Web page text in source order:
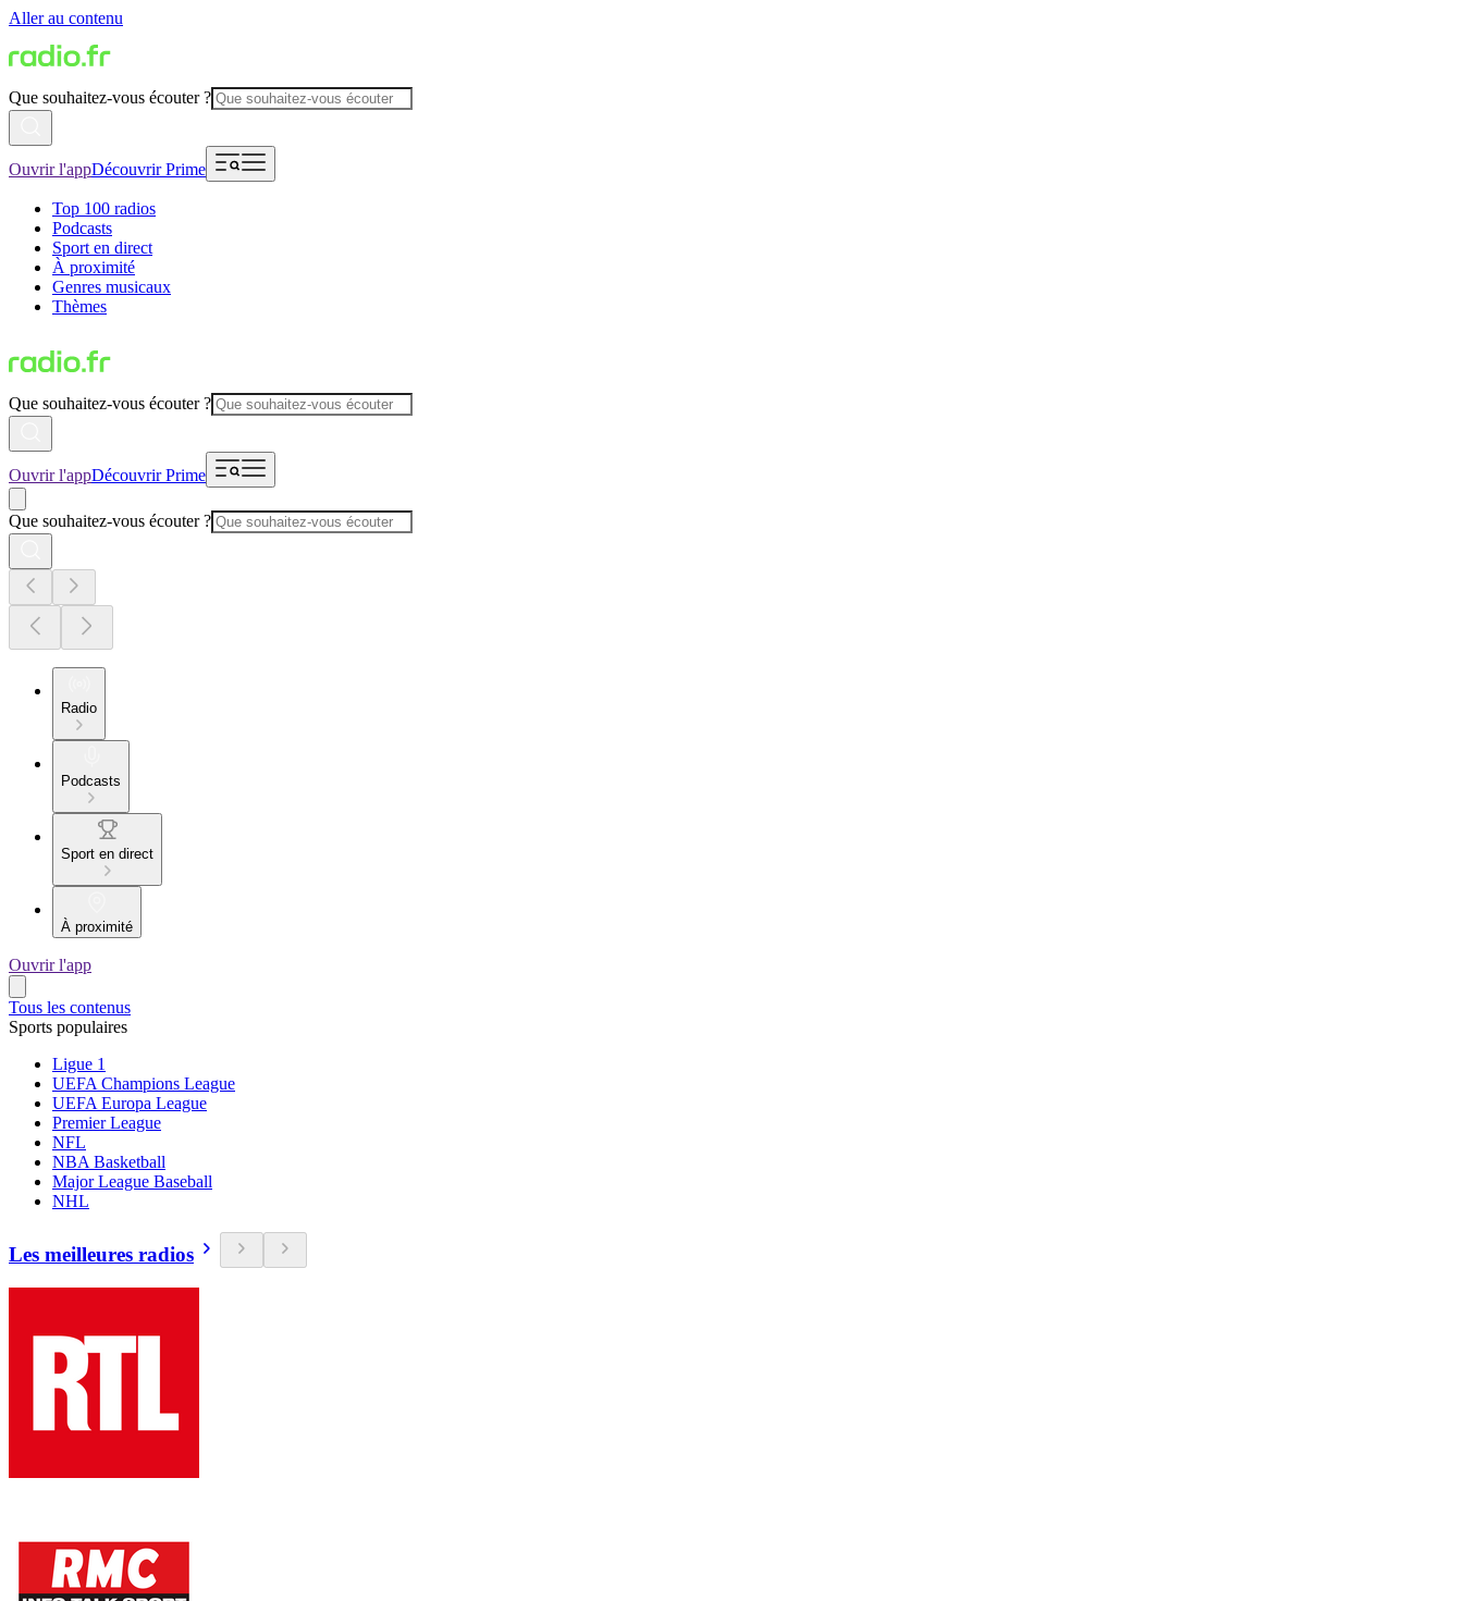
Aller au contenu
Que souhaitez-vous écouter ?
Ouvrir l'appDécouvrir Prime
Top 100 radios
Podcasts
Sport en direct
À proximité
Genres musicaux
Thèmes
Que souhaitez-vous écouter ?
Ouvrir l'appDécouvrir Prime
Que souhaitez-vous écouter ?
Radio
Podcasts
Sport en direct
À proximité
Ouvrir l'app
Tous les contenus
Sports populaires
Ligue 1
UEFA Champions League
UEFA Europa League
Premier League
NFL
NBA Basketball
Major League Baseball
NHL
Les meilleures radios